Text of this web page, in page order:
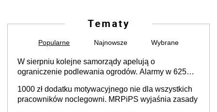
Tematy
Popularne Najnowsze Wybrane
W sierpniu kolejne samorządy apelują o
ograniczenie podlewania ogrodów. Alarmy w 625
cały kraj
1000 zł dodatku motywacyjnego nie dla wszystkich
pracowników noclegowni. MRPiPS wyjaśnia zasady